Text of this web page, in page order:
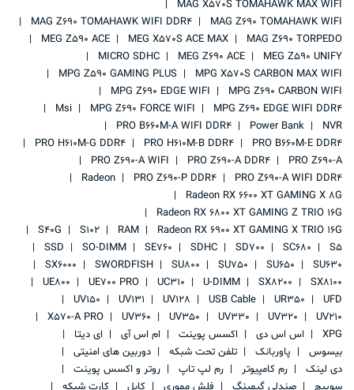
MAG X570S TOMAHAWK MAX WIFI
MAG Z690 TOMAHAWK WIFI
MAG Z690 TOMAHAWK WIFI DDR4
MAG Z690 TORPEDO
MEG X570S ACE MAX
MEG Z590 ACE
MEG Z590 UNIFY
MEG Z690 ACE
MICRO SDHC
MPG X570S CARBON MAX WIFI
MPG Z590 GAMING PLUS
MPG Z690 CARBON WIFI
MPG Z690 EDGE WIFI
MPG Z690 EDGE WIFI DDR4
MPG Z690 FORCE WIFI
Msi
NVR
Power Bank
PRO B660M-A WIFI DDR4
PRO B660M-E DDR4
PRO H610M-B DDR4
PRO H610M-G DDR4
PRO Z690-A
PRO Z690-A DDR4
PRO Z690-A WIFI
PRO Z690-A WIFI DDR4
PRO Z690-P DDR4
Radeon
Radeon RX 6600 XT GAMING X 8G
Radeon RX 6800 XT GAMING Z TRIO 16G
Radeon RX 6900 XT GAMING X TRIO 16G
RAM
S102
S40G
S5
SC680
SD700
SDHC
SE760
SO-DIMM
SSD
SU630
SU650
SU750
SU800
SWORDFISH
SX6000
SX8100
SX8200
U-DIMM
UC310
UE700 PRO
UE800
UFD
UR350
USB Cable
UV128
UV131
UV150
UV210
UV320
UV330
UV350
UV360
X570-A PRO
XPG
اس اس دی اکسس پوینت ام اس آی
ای دیتا
بیسوس
پاوربانک تلفن تحت شبکه
دوربین های امنیتی
دی لینک
رم کامپیوتر رم لپ تاپ
روتر و اکسس پوینت
سوییچ
صندلی گیمینگ فلش مموری کابل کارت شبکه